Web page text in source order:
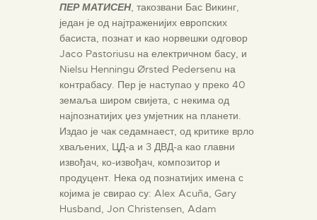
ПЕР МАТИСЕН, такозвани Бас Викинг,
један је од најтраженијих европских
басиста, познат и као норвешки одговор
Jaco Pastoriusu на електричном басу, и
Nielsu Henningu Ørsted Pedersenu на
контрабасу. Пер је наступао у преко 40
земаља широм свијета, с некима од
најпознатијих џез умјетник на планети.
Издао је чак седамнаест, од критике врло
хваљених, ЦД-а и 3 ДВД-а као главни
извођач, ко-извођач, композитор и
продуцент. Нека од познатијих имена с
којима је свирао су: Alex Acuña, Gary
Husband, Jon Christensen, Adam